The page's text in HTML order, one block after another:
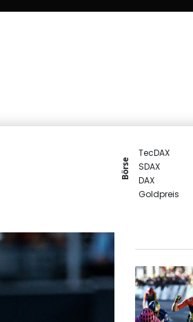
Börse
TecDAX
SDAX
DAX
Goldpreis